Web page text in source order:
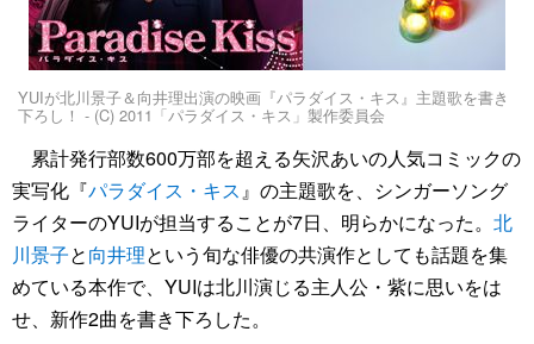
YUIが北川景子＆向井理出演の映画『パラダイス・キス』主題歌を書き
下ろし！ - (C) 2011「パラダイス・キス」製作委員会
累計発行部数600万部を超える矢沢あいの人気コミックの
実写化『パラダイス・キス』の主題歌を、シンガーソング
ライターのYUIが担当することが7日、明らかになった。 北
川景子と向井理という旬な俳優の共演作としても話題を集
めている本作で、YUIは北川演じる主人公・紫に思いをは
せ、新作2曲を書き下ろした。